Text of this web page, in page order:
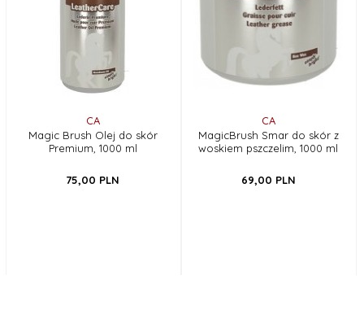
CA
Magic Brush Olej do skór
Premium, 1000 ml
75,00 PLN
CA
MagicBrush Smar do skór z
woskiem pszczelim, 1000 ml
69,00 PLN